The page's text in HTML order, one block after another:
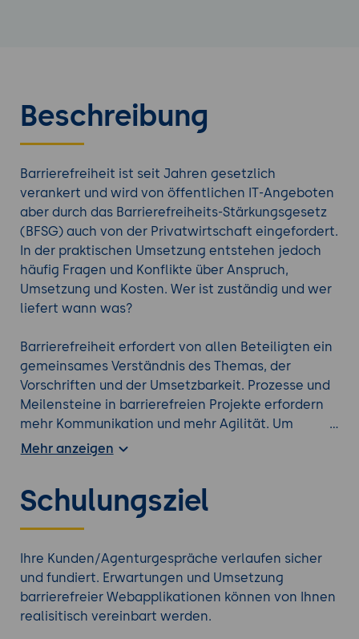
Beschreibung
Barrierefreiheit ist seit Jahren gesetzlich
verankert und wird von öffentlichen IT-Angeboten
aber durch das Barrierefreiheits-Stärkungsgesetz
(BFSG) auch von der Privatwirtschaft eingefordert.
In der praktischen Umsetzung entstehen jedoch
häufig Fragen und Konflikte über Anspruch,
Umsetzung und Kosten. Wer ist zuständig und wer
liefert wann was?
Barrierefreiheit erfordert von allen Beteiligten ein
gemeinsames Verständnis des Themas, der
Vorschriften und der Umsetzbarkeit. Prozesse und
Meilensteine in barrierefreien Projekte erfordern
mehr Kommunikation und mehr Agilität. Um
Enttäuschungen "am Ende" zu vermeiden, müssen
können. Dieses Seminar beleuchtet ausserdem die
"dunklen Ecken" und schafft die Grundlagen für
Prozess.
Erfahren Sie mehr durch ein zusätzliches
Mehr anzeigen
Schulungsziel
Ihre Kunden/Agenturgespräche verlaufen sicher
und fundiert. Erwartungen und Umsetzung
barrierefreier Webapplikationen können von Ihnen
realisitisch vereinbart werden.